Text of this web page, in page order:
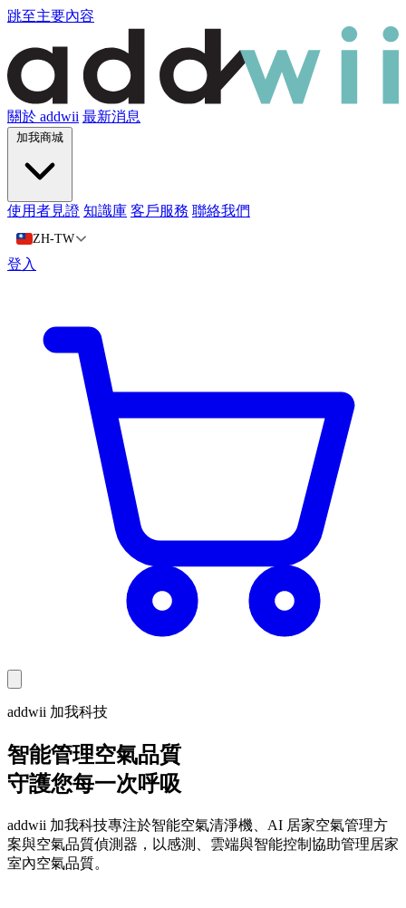
跳至主要內容
關於 addwii 最新消息
加我商城
使用者見證 知識庫 客戶服務 聯絡我們
ZH-TW
登入
addwii 加我科技
智能管理空氣品質
守護您每一次呼吸
addwii 加我科技專注於智能空氣清淨機、AI 居家空氣管理方
案與空氣品質偵測器，以感測、雲端與智能控制協助管理居家
室內空氣品質。